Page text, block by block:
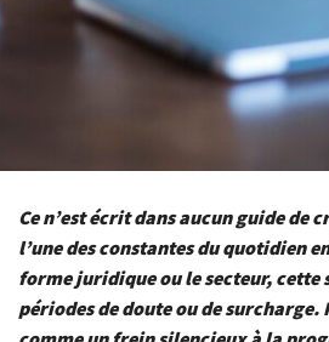
Ce n’est écrit dans aucun guide
l’une des constantes du quotidien
forme juridique ou le secteur,
périodes de doute ou de